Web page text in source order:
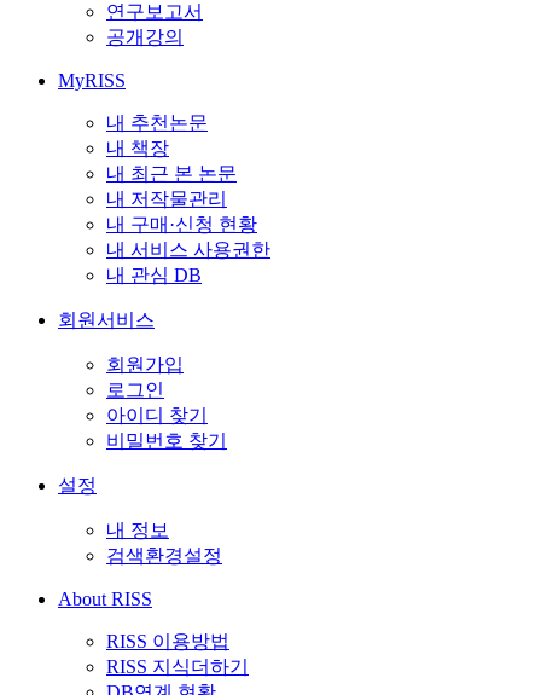
연구보고서
공개강의
MyRISS
내 추천논문
내 책장
내 최근 본 논문
내 저작물관리
내 구매·신청 현황
내 서비스 사용권한
내 관심 DB
회원서비스
회원가입
로그인
아이디 찾기
비밀번호 찾기
설정
내 정보
검색환경설정
About RISS
RISS 이용방법
RISS 지식더하기